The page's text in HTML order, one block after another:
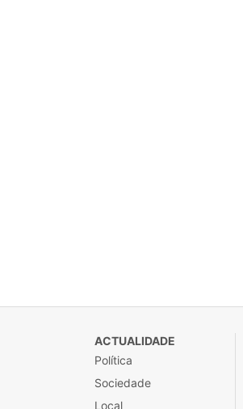
ACTUALIDADE
Política
Sociedade
Local